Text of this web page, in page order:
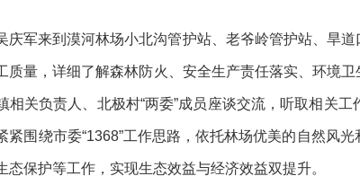
庆军来到漠河林场小北沟管护站、老爷岭管护站、旱道
质量，详细了解森林防火、安全生产责任落实、 环境卫
相关负责人、北极村“两委”成员座谈交流，听取相关工
紧围绕市委“1368”工作思路，依托林场优美的自然风
态保护等工作，实现生态效益与经济效益双提升。